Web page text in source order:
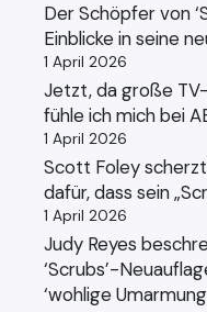
Der Schöpfer von
Einblicke in seine
1 April 2026
Jetzt, da große
fühle ich mich bei
1 April 2026
Scott Foley
dafür, dass sein
1 April 2026
Judy Reyes
‘Scrubs’-
‘wohlige Umarmung